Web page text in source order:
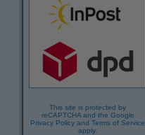
This site is protected by
reCAPTCHA and the Google
Privacy Policy and Terms of Service
apply.